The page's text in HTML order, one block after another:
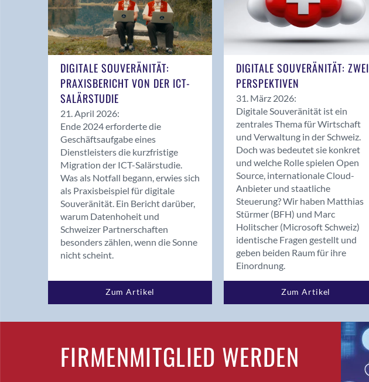
DIGITALE SOUVERÄNITÄT:
PRAXISBERICHT VON DER ICT-
SALÄRSTUDIE
21. April 2026:
Ende 2024 erforderte die
Geschäftsaufgabe eines
Dienstleisters die kurzfristige
Migration der ICT-Salärstudie.
Was als Notfall begann, erwies sich
als Praxisbeispiel für digitale
Souveränität. Ein Bericht darüber,
warum Datenhoheit und
Schweizer Partnerschaften
besonders zählen, wenn die Sonne
nicht scheint.
Zum Artikel
DIGITALE SOUVERÄNITÄT: ZWEI
PERSPEKTIVEN
31. März 2026:
Digitale Souveränität ist ein
zentrales Thema für Wirtschaft
und Verwaltung in der Schweiz.
Doch was bedeutet sie konkret
und welche Rolle spielen Open
Source, internationale Cloud-
Anbieter und staatliche
Steuerung? Wir haben Matthias
Stürmer (BFH) und Marc
Holitscher (Microsoft Schweiz)
identische Fragen gestellt und
geben beiden Raum für ihre
Einordnung.
Zum Artikel
FIRMENMITGLIED WERDEN